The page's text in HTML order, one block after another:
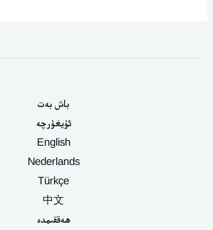
باش بەت
ئۇيغۇرچە
English
Nederlands
Türkçe
中文
ھەققىمدە